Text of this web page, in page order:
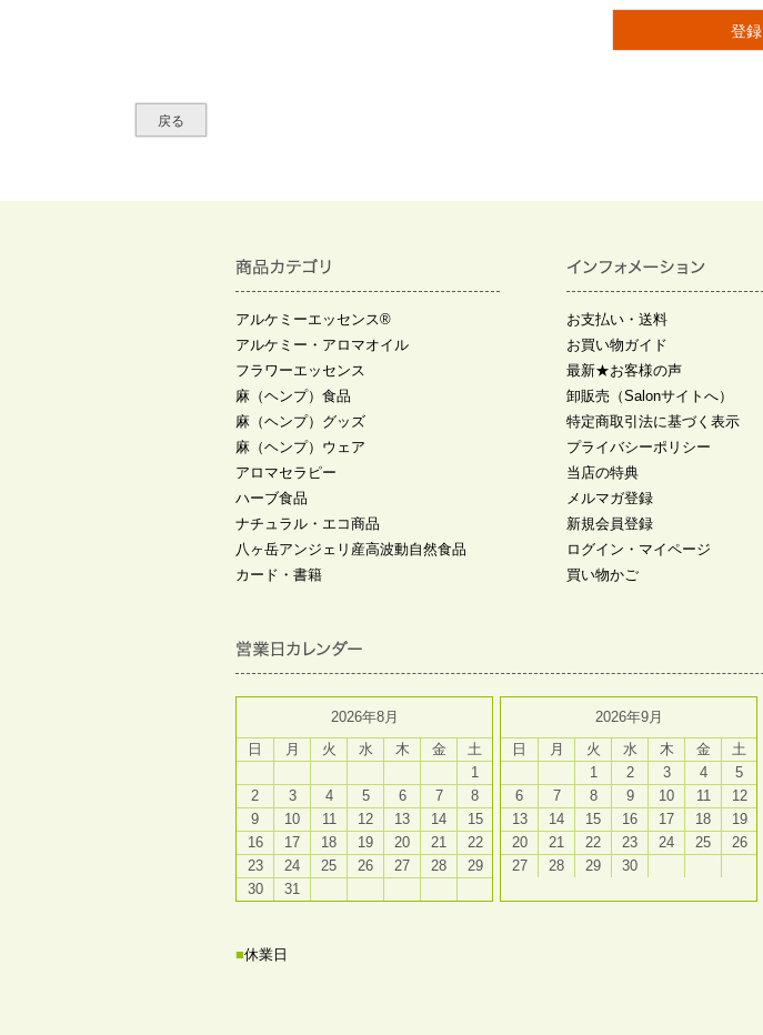
登録
戻る
アルケミーエッセンス®
アルケミー・アロマオイル
フラワーエッセンス
麻（ヘンプ）食品
麻（ヘンプ）グッズ
麻（ヘンプ）ウェア
アロマセラピー
ハーブ食品
ナチュラル・エコ商品
八ヶ岳アンジェリ産高波動自然食品
カード・書籍
お支払い・送料
お買い物ガイド
最新★お客様の声
卸販売（Salonサイトへ）
特定商取引法に基づく表示
プライバシーポリシー
当店の特典
メルマガ登録
新規会員登録
ログイン・マイページ
買い物かご
2026年8月
日
月 火 水 木 金
土
1
2
3 4 5 6 7
8
9
10 11 12 13 14
15
16
17 18 19 20 21
22
23
24 25 26 27 28
29
30
31
2026年9月
日
月 火 水 木 金
土
1
2 3 4
5
6
7 8 9 10 11
12
13
14 15 16 17 18
19
20
21 22 23 24 25
26
27
28 29 30
■休業日